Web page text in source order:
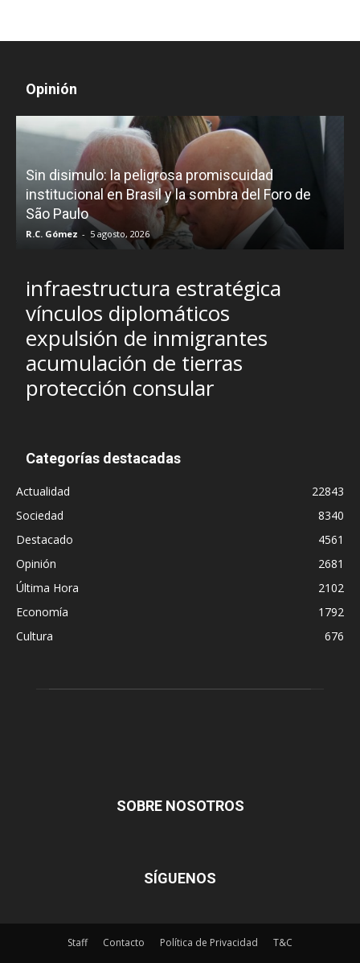
Opinión
Sin disimulo: la peligrosa promiscuidad
institucional en Brasil y la sombra del Foro de
São Paulo
R.C. Gómez - 5 agosto, 2026
infraestructura estratégica
vínculos diplomáticos
expulsión de inmigrantes
acumulación de tierras
protección consular
Categorías destacadas
Actualidad
22843
Sociedad
8340
Destacado
4561
Opinión
2681
Última Hora
2102
Economía
1792
Cultura
676
SOBRE NOSOTROS
SÍGUENOS
Staff Contacto Política de Privacidad T&C